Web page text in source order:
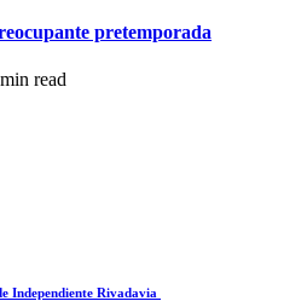
pretemporada
read
Independiente Rivadavia